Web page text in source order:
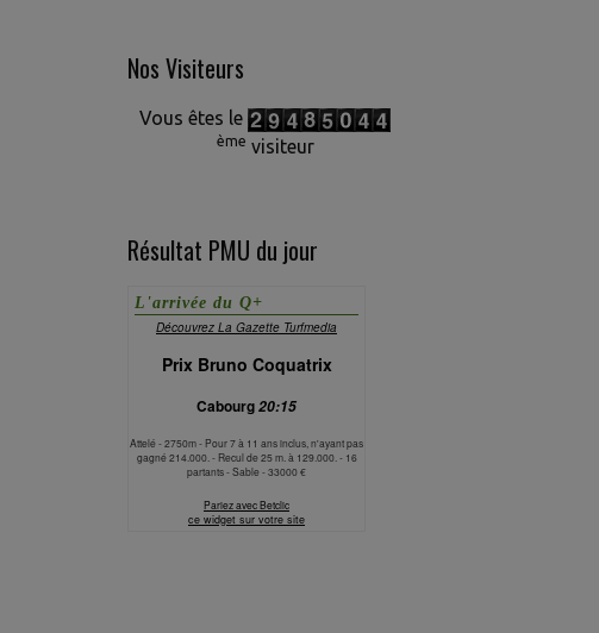
Nos Visiteurs
Vous êtes le
ème visiteur
Résultat PMU du jour